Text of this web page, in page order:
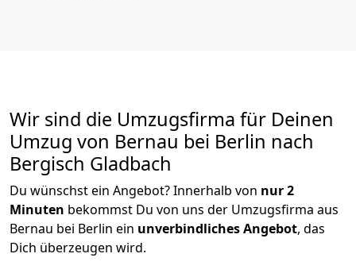
Wir sind die Umzugsfirma für Deinen
Umzug von Bernau bei Berlin nach
Bergisch Gladbach
Du wünschst ein Angebot? Innerhalb von nur 2
Minuten bekommst Du von uns der Umzugsfirma aus
Bernau bei Berlin ein unverbindliches Angebot, das
Dich überzeugen wird.